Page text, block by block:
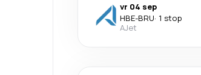
vr 04 sep
HBE-BRU· 1 stop
AJet